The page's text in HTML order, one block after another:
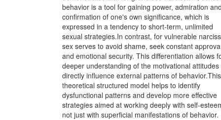
behavior is a tool for gaining power, admiration
confirmation of one's own significance, which is
expressed in a tendency to short-term, unlimited
sexual strategies.In contrast, for vulnerable
sex serves to avoid shame, seek constant
and emotional security. This differentiation allows
deeper understanding of the motivational attitudes
directly influence external patterns of behavior.This
theoretical structured model helps to identify
dysfunctional patterns and develop more effective
strategies aimed at working deeply with self-
not just with superficial manifestations of behavior.